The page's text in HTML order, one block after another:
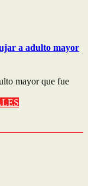
a adulto mayor
mayor que fue